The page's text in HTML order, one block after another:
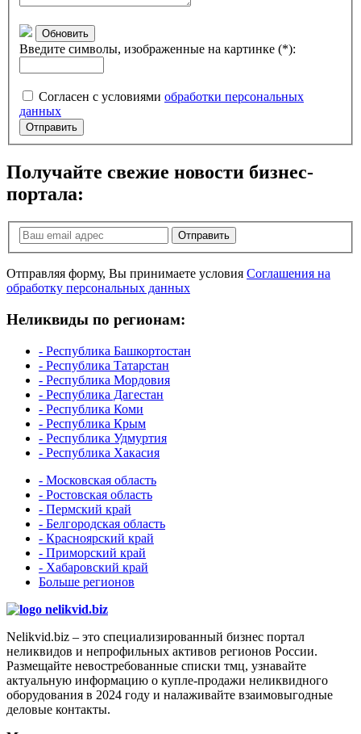
Обновить
Введите символы, изображенные на картинке (*):
Согласен с условиями обработки персональных
данных
Отправить
Получайте свежие новости бизнес-
портала:
Отправить
Отправляя форму, Вы принимаете условия Соглашения на
обработку персональных данных
Неликвиды по регионам:
- Республика Башкортостан
- Республика Татарстан
- Республика Мордовия
- Республика Дагестан
- Республика Коми
- Республика Крым
- Республика Удмуртия
- Республика Хакасия
- Московская область
- Ростовская область
- Пермский край
- Белгородская область
- Красноярский край
- Приморский край
- Хабаровский край
Больше регионов
Nelikvid.biz – это специализированный бизнес портал
неликвидов и непрофильных активов регионов России.
Размещайте невостребованные списки тмц, узнавайте
актуальную информацию о купле-продажи неликвидного
оборудования в 2024 году и налаживайте взаимовыгодные
деловые контакты.